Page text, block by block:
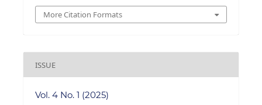
More Citation Formats
ISSUE
Vol. 4 No. 1 (2025)